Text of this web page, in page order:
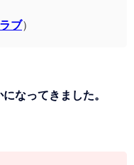
ブ）
なってきました。